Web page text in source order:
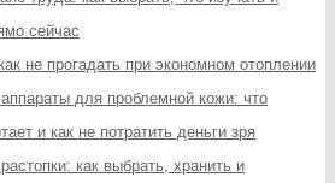
сейчас
не прогадать при экономном отоплении
для проблемной кожи: что
и как не потратить деньги зря
как выбрать, хранить и